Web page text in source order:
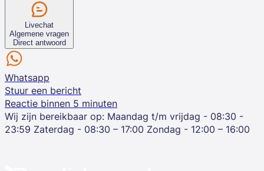
Livechat
Algemene vragen
Direct antwoord
Whatsapp
Stuur een bericht
Reactie binnen 5 minuten
Wij zijn bereikbaar op: Maandag t/m vrijdag - 08:30 -
23:59 Zaterdag - 08:30 – 17:00 Zondag - 12:00 – 16:00